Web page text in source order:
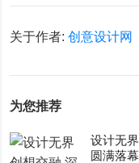
关于作者:创意设计网
为您推荐
设计无
圆满落幕